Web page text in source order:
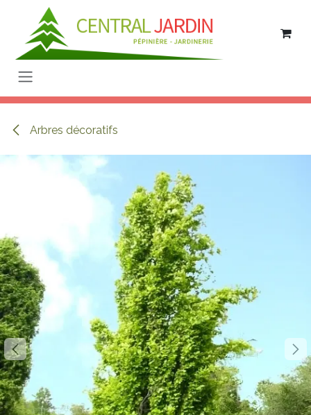
Se rendre au contenu
Arbres décoratifs